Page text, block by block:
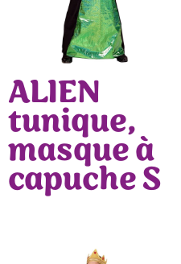
ALIEN
tunique,
masque à
capuche S